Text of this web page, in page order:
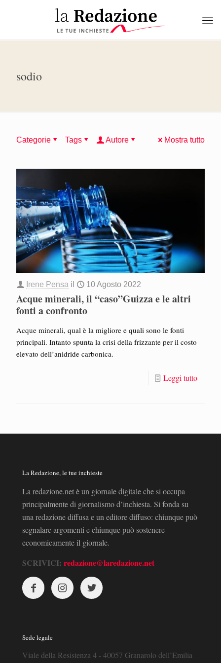
sodio
Categorie Tags Autore Mostra tutto
Irene Pensa il 10 Agosto 2022
Acque minerali, il “caso”Guizza e le altri
fonti a confronto
Acque minerali, qual è la migliore e quali sono le fonti
principali. Intanto spunta la crisi della frizzante per il costo
elevato dell’anidride carbonica.
Leggi tutto
La Redazione, le tue inchieste
La redazione.net è un giornale digitale che si occupa
principalmente di giornalismo d’inchiesta. Si fonda su
una redazione diffusa e un editore diffuso: chiunque può
segnalare argomenti e chiunque può sostenere
economicamente il giornale.
SCRIVICI: redazione@laredazione.net
Sede legale
Viale della Resistenza 4 - 40057 Granarolo dell’Emilia